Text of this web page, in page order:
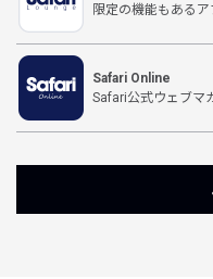
限定の機能もある
Safari Online
Safari公式ウェブマ